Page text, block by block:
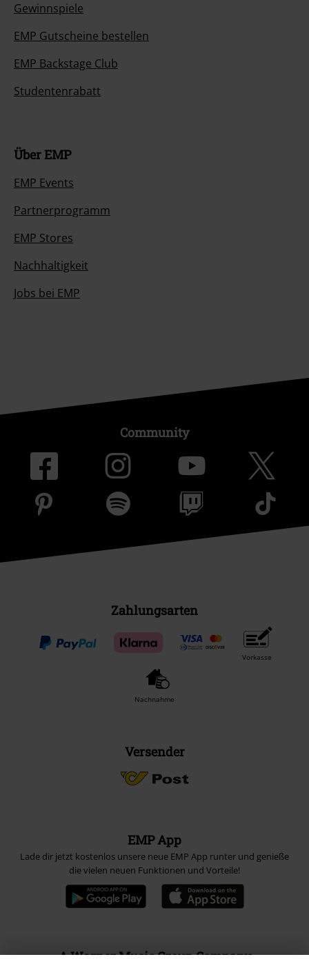
Gewinnspiele
EMP Gutscheine bestellen
EMP Backstage Club
Studentenrabatt
Über EMP
EMP Events
Partnerprogramm
EMP Stores
Nachhaltigkeit
Jobs bei EMP
Community
Zahlungsarten
Vorkasse
Nachnahme
Versender
EMP App
Lade dir jetzt kostenlos unsere neue EMP App runter und genieße
die vielen neuen Funktionen und Vorteile!
A Warner Music Group Company